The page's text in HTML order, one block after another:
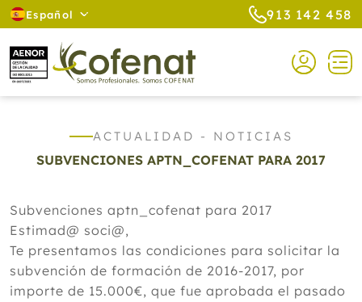
Español 913 142 458
ACTUALIDAD - NOTICIAS
SUBVENCIONES APTN_COFENAT PARA 2017
Subvenciones aptn_cofenat para 2017
Estimad@ soci@,
Te presentamos las condiciones para solicitar la
subvención de formación de 2016-2017, por
importe de 15.000€, que fue aprobada el pasado